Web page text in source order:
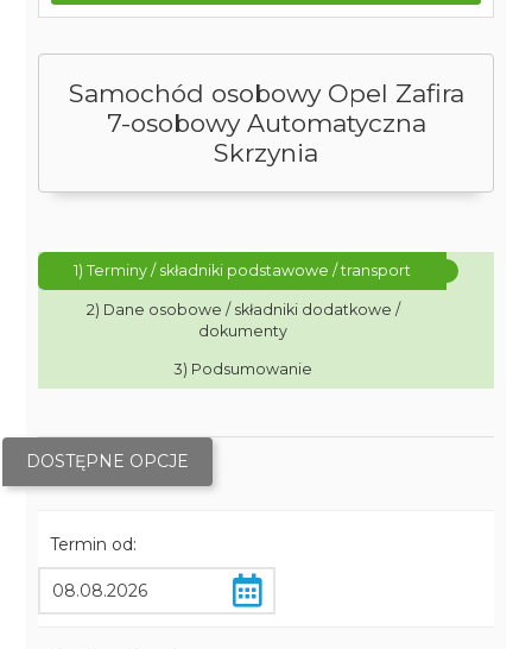
Samochód osobowy Opel Zafira
7-osobowy Automatyczna
Skrzynia
1) Terminy / składniki podstawowe / transport
2) Dane osobowe / składniki dodatkowe /
dokumenty
3) Podsumowanie
DOSTĘPNE OPCJE
Termin od: